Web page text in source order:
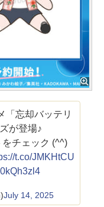
「忘却バッテリ
が登場♪
チェック (^^)
t.co/JMKHtCU
July 14, 2025